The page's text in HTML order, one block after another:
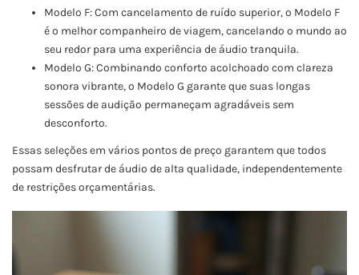
Modelo F: Com cancelamento de ruído superior, o Modelo F
é o melhor companheiro de viagem, cancelando o mundo ao
seu redor para uma experiência de áudio tranquila.
Modelo G: Combinando conforto acolchoado com clareza
sonora vibrante, o Modelo G garante que suas longas
sessões de audição permaneçam agradáveis sem
desconforto.
Essas seleções em vários pontos de preço garantem que todos
possam desfrutar de áudio de alta qualidade, independentemente
de restrições orçamentárias.